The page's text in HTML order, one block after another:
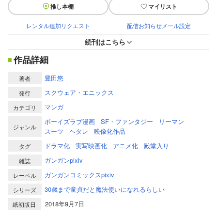
推し本棚 マイリスト
レンタル追加リクエスト 配信お知らせメール設定
続刊はこちら
作品詳細
著者 豊田悠
発行 スクウェア・エニックス
カテゴリ マンガ
ジャンル
ボーイズラブ漫画 SF・ファンタジー
リーマン
スーツ
ヘタレ 映像化作品
タグ ドラマ化 実写映画化 アニメ化 殿堂入り
雑誌 ガンガンpixiv
レーベル ガンガンコミックスpixiv
シリーズ 30歳まで童貞だと魔法使いになれるらしい
紙初版日
2018年9月7日